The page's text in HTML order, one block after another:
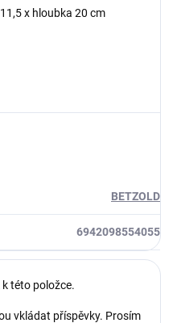
x hloubka 20 cm
BETZOLD
6942098554055
této položce.
vkládat příspěvky. Prosím